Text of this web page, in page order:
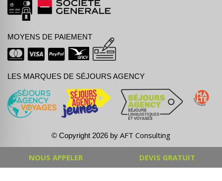
MOYENS DE PAIEMENT
LES MARQUES DE SÉJOURS AGENCY
© Copyright 2026 by AFT Consulting
NOUS APPELER DEVIS GRATUIT